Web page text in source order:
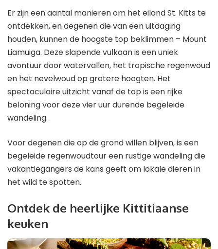
Er zijn een aantal manieren om het eiland St. Kitts te
ontdekken, en degenen die van een uitdaging
houden, kunnen de hoogste top beklimmen – Mount
Liamuiga. Deze slapende vulkaan is een uniek
avontuur door watervallen, het tropische regenwoud
en het nevelwoud op grotere hoogten. Het
spectaculaire uitzicht vanaf de top is een rijke
beloning voor deze vier uur durende begeleide
wandeling.
Voor degenen die op de grond willen blijven, is een
begeleide regenwoudtour een rustige wandeling die
vakantiegangers de kans geeft om lokale dieren in
het wild te spotten.
Ontdek de heerlijke Kittitiaanse
keuken